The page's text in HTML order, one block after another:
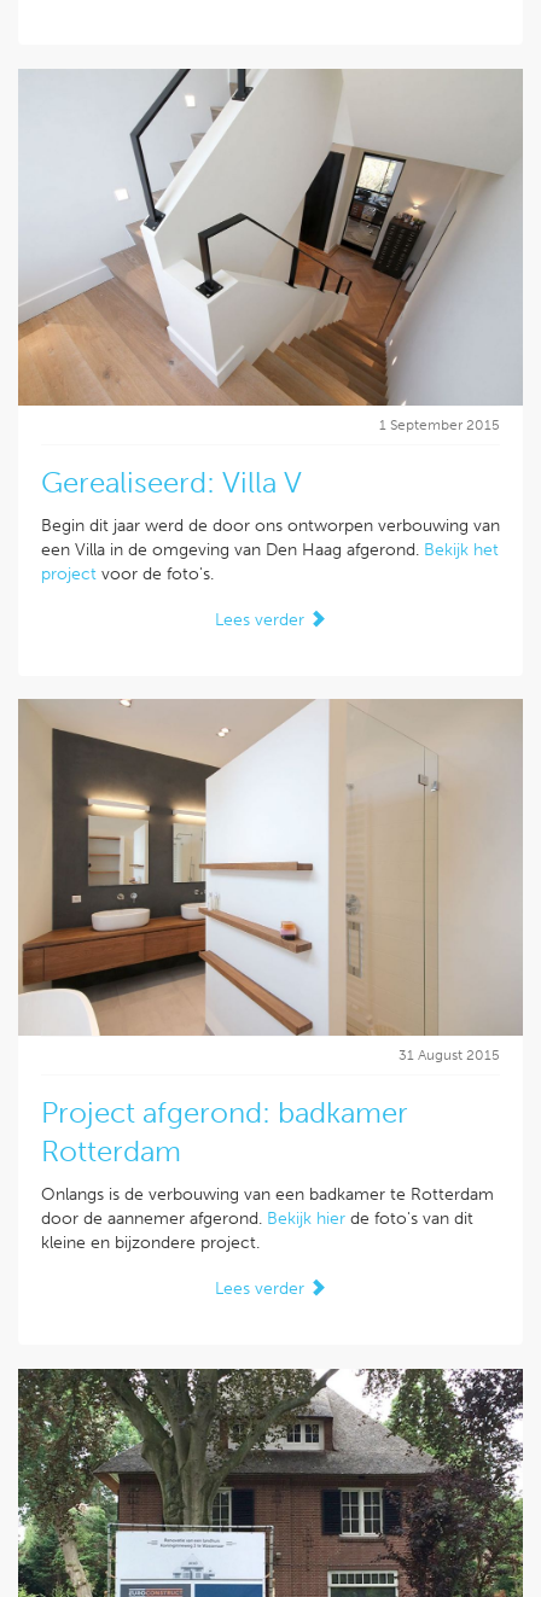
1 September 2015
Gerealiseerd: Villa V
Begin dit jaar werd de door ons ontworpen verbouwing van
een Villa in de omgeving van Den Haag afgerond. Bekijk het
project voor de foto's.
Lees verder
31 August 2015
Project afgerond: badkamer
Rotterdam
Onlangs is de verbouwing van een badkamer te Rotterdam
door de aannemer afgerond. Bekijk hier de foto's van dit
kleine en bijzondere project.
Lees verder